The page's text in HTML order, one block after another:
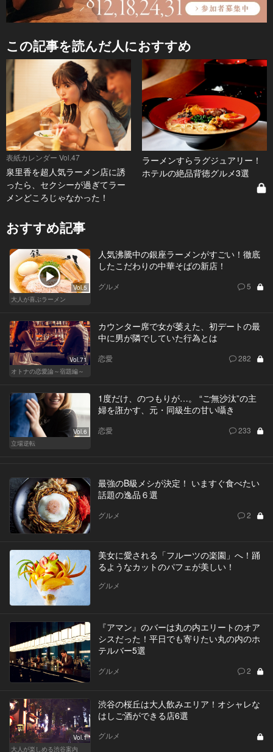
この記事を読んだ人におすすめ
表紙カレンダー Vol.47
泉里香を超人気ラーメン店に誘
ったら、セクシーが過ぎてラー
メンどころじゃなかった！
ラーメンすらラグジュアリー！
ホテルの絶品背徳グルメ3選
おすすめ記事
Vol.5
大人が喜ぶラーメン
人気沸騰中の銀座ラーメンがすごい！徹底
したこだわりの中華そばの新店！
グルメ 5
Vol.71
オトナの恋愛論～宿題編～
カウンター席で女が萎えた、初デートの最
中に男が隣でしていた行為とは
恋愛 282
Vol.6
立場逆転
1度だけ、のつもりが…。 “ご無沙汰”の主
婦を誑かす、元・同級生の甘い囁き
恋愛 233
最強のB級メシが決定！ いますぐ食べたい
話題の逸品６選
グルメ 2
美女に愛される「フルーツの楽園」へ！踊
るようなカットのパフェが美しい！
グルメ
『アマン』のバーは丸の内エリートのオア
シスだった！平日でも寄りたい丸の内のホ
テルバー5選
グルメ 2
Vol.1
大人が楽しめる渋谷案内
渋谷の桜丘は大人飲みエリア！オシャレな
はしご酒ができる店6選
グルメ